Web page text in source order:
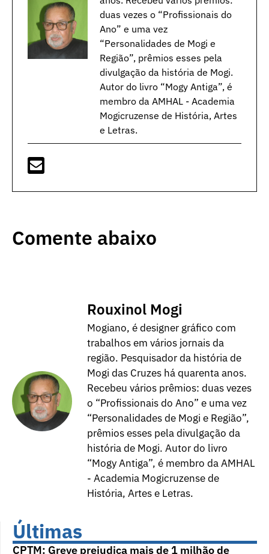
duas vezes o “Profissionais do
Ano” e uma vez
“Personalidades de Mogi e
Região”, prêmios esses pela
divulgação da história de Mogi.
Autor do livro “Mogy Antiga”, é
membro da AMHAL - Academia
Mogicruzense de História, Artes
e Letras.
Comente abaixo
Rouxinol Mogi
Mogiano, é designer gráfico com
trabalhos em vários jornais da
região. Pesquisador da história de
Mogi das Cruzes há quarenta anos.
Recebeu vários prêmios: duas vezes
o “Profissionais do Ano” e uma vez
“Personalidades de Mogi e Região”,
prêmios esses pela divulgação da
história de Mogi. Autor do livro
“Mogy Antiga”, é membro da AMHAL
- Academia Mogicruzense de
História, Artes e Letras.
Últimas
CPTM: Greve prejudica mais de 1 milhão de